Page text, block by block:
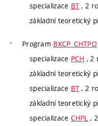
specializace BT , 2
základní teoretický
Program BKCP_CHTPO
specializace PCH , 2
základní teoretický
specializace BT , 2
základní teoretický
specializace CHPL ,